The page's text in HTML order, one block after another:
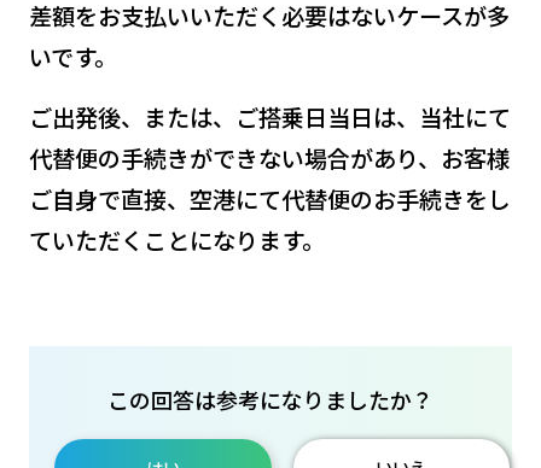
差額をお支払いいただく必要はないケースが多
いです。
ご出発後、または、ご搭乗日当日は、当社にて
代替便の手続きができない場合があり、お客様
ご自身で直接、空港にて代替便のお手続きをし
ていただくことになります。
この回答は参考になりましたか？